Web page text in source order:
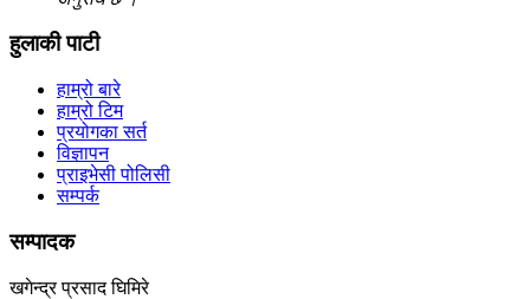
हुलाकी पाटी
हाम्रो बारे
हाम्रो टिम
प्रयोगका सर्त
विज्ञापन
प्राइभेसी पोलिसी
सम्पर्क
सम्पादक
खगेन्द्र प्रसाद घिमिरे